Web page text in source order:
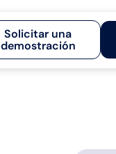
Solicitar una
demostración